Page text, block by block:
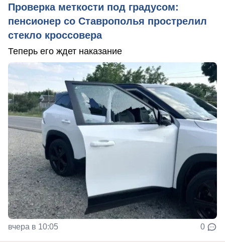
Проверка меткости под градусом:
пенсионер со Ставрополья прострелил
стекло кроссовера
Теперь его ждет наказание
вчера в 10:05 0